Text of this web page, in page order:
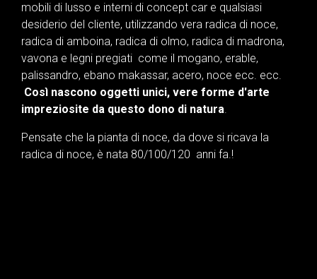
mobili di lusso e interni di concept car e qualsiasi
desiderio del cliente, utilizzando vera radica di noce,
radica di amboina, radica di olmo, radica di madrona,
vavona e legni pregiati come il mogano, erable,
palissandro, ebano makassar, acero, noce ecc. ecc.
Così nascono oggetti unici, vere forme d'arte
impreziosite da questo dono di natura.
Pensate che la pianta di noce, da dove si ricava la
radica di noce, è nata 80/100/120 anni fa.!